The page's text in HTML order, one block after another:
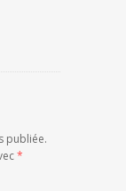
publiée.
*